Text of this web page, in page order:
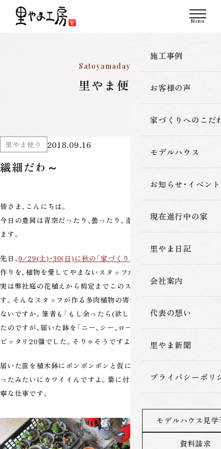
施工事例
一覧
新築
改築・リフォーム
お客様の声
家づくりへのこだ
里やま工房の家
素材へのこだわ
暮らしの性能
モデルハウス
お知らせ・イベント
現在進行中の家
里やま日記
会社案内
代表の想い
里やま新聞
プライバシーポリ
モデルハウス見学
資料請求
Satoyamadayori
里やま便り
里やま便り 2018.09.16
繊細だわ～
皆さま、こんにちは。
今日の豊岡は青空だったり、曇ったり。湿気が多く、ムシムシしてい
ます。
先日、9/29(土)・30(日)に秋の「家づくり相談会」
作りを、植物を愛してやまないスタッフが行いました。
実は弊社庭の花植えから剪定までこのスタッフがしてくれていま
す。そんなスタッフが作る多肉植物の寄せ植え、やっぱり欲しいじゃ
ないですか。筆者も「もし余ったら(欲しい)…」と言おうと思ってい
たのですが、届いた鉢を「ニー、シー、ロー、ハー(小声で)」と数えると
ピッタリ20個でした。そりゃそうですよね～(泣)
届いた苗を植木鉢にポンポンポンと仮に置くだけで、もうできあが
ったみたいにカワイイんですよ。葉に付いた土を払ったり、本当に丁
寧な仕事です。